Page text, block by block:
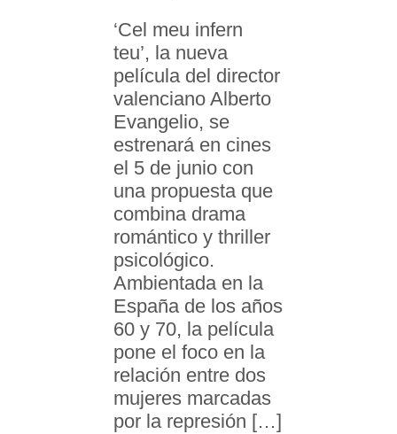
‘Cel meu infern
teu’, la nueva
película del director
valenciano Alberto
Evangelio, se
estrenará en cines
el 5 de junio con
una propuesta que
combina drama
romántico y thriller
psicológico.
Ambientada en la
España de los años
60 y 70, la película
pone el foco en la
relación entre dos
mujeres marcadas
por la represión […]